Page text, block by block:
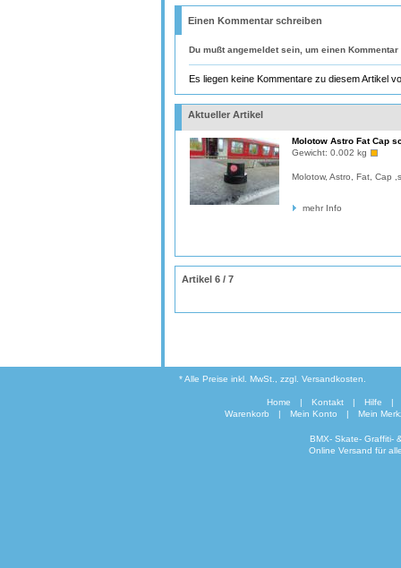
Einen Kommentar schreiben
Du mußtangemeldetsein, um einen Kommentar
Es liegen keine Kommentare zu diesem Artikel
Aktueller Artikel
Molotow Astro Fat Cap
Gewicht: 0.002 kg
Molotow, Astro, Fat, Cap
mehr Info
Artikel 6 / 7
* Alle Preise inkl. MwSt., zzgl. Versandkosten.
Home | Kontakt | Hilfe
|
Warenkorb
| Mein Konto | Mein
BMX- Skate- Graffiti-
Online Versand für